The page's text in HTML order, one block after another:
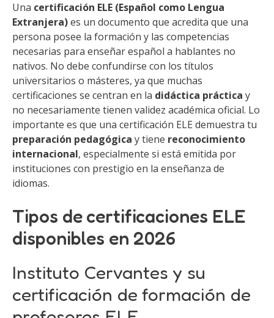
Una certificación ELE (Español como Lengua
Extranjera)es un documento que acredita que una
persona posee la formación y las competencias
necesarias para enseñar español a hablantes no
nativos. No debe confundirse con los títulos
universitarios o másteres, ya que muchas
certificaciones se centran en la didáctica práctica y
no necesariamente tienen validez académica oficial. Lo
importante es que una certificación ELE demuestra tu
preparación pedagógica y tiene reconocimiento
internacional, especialmente si está emitida por
instituciones con prestigio en la enseñanza de
idiomas.
Tipos de certificaciones ELE
disponibles en 2026
Instituto Cervantes y su
certificación de formación de